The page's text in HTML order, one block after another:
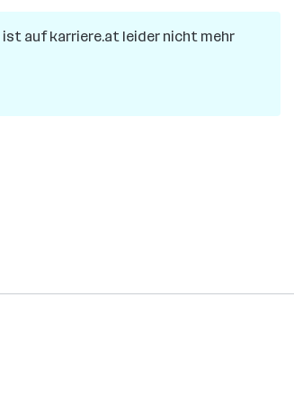
ist auf karriere.at leider nicht mehr